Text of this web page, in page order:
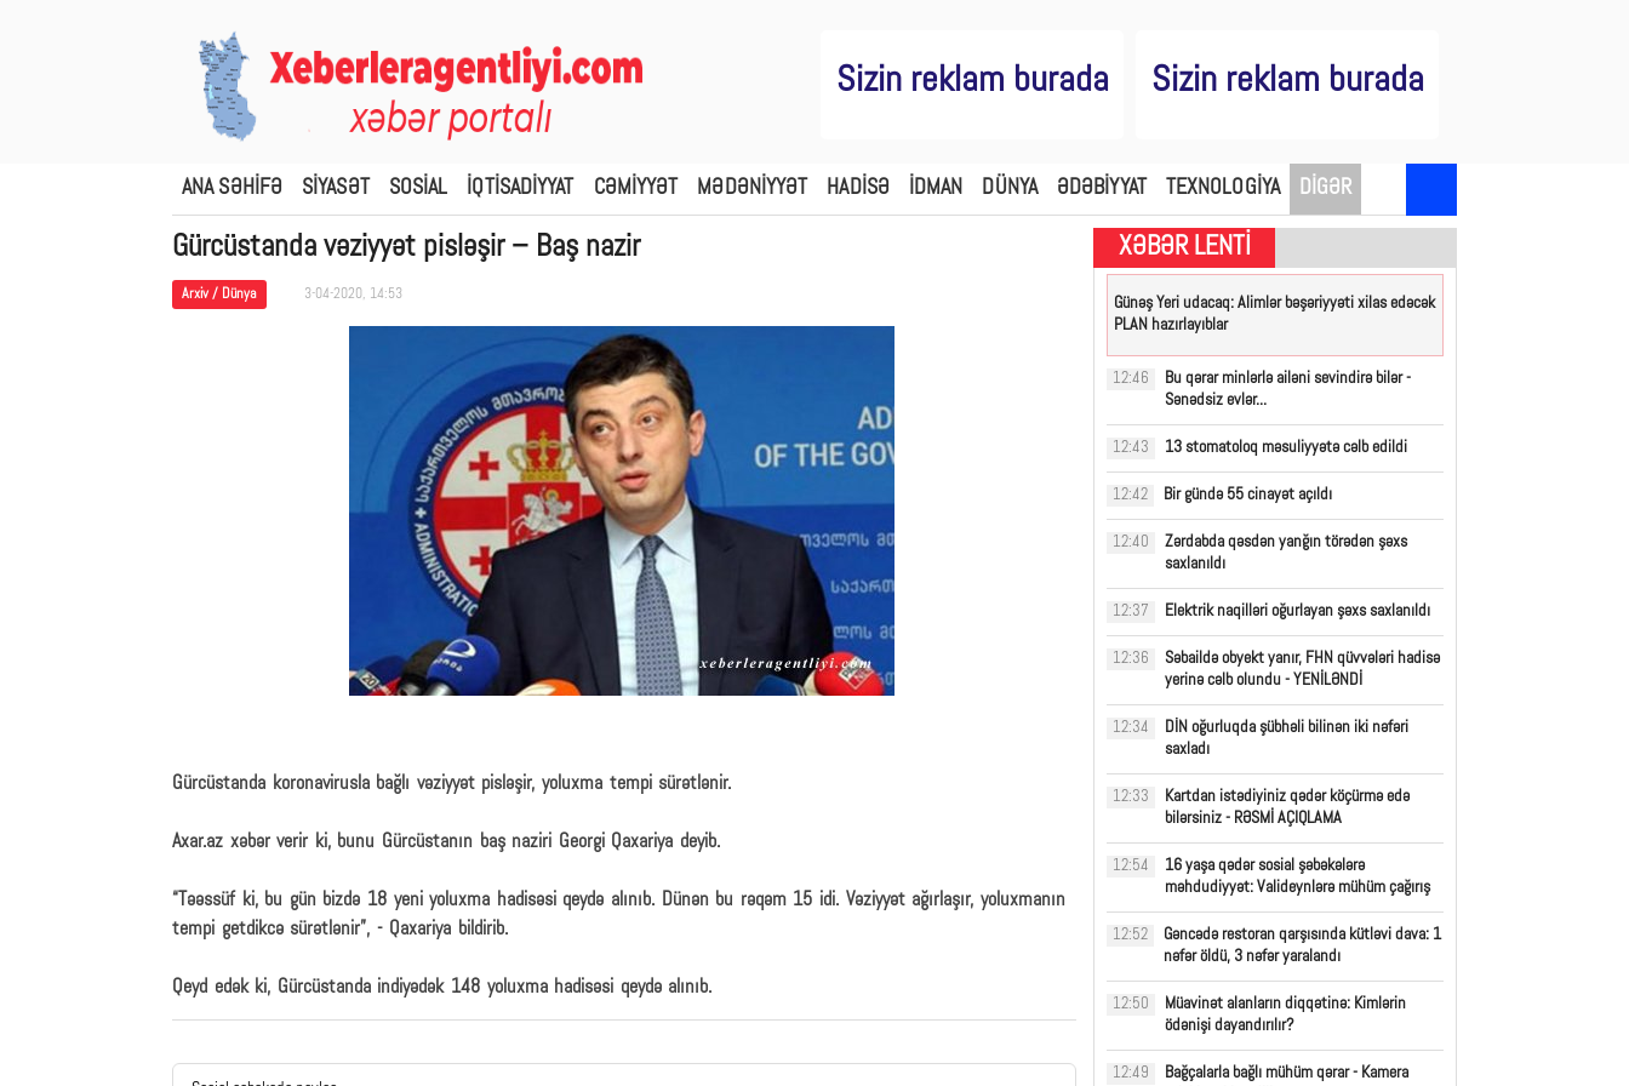
Sizin reklam burada Sizin reklam burada
ANA SƏHİFƏ SİYASƏT SOSİAL İQTİSADİYYAT CƏMİYYƏT MƏDƏNİYYƏT HADİSƏ İDMAN DÜNYA ƏDƏBİYYAT TEXNOLOGİYA DİGƏR
Gürcüstanda vəziyyət pisləşir – Baş nazir
Arxiv / Dünya 3-04-2020, 14:53
Gürcüstanda koronavirusla bağlı vəziyyət pisləşir, yoluxma tempi sürətlənir.
Axar.az xəbər verir ki, bunu Gürcüstanın baş naziri Georgi Qaxariya deyib.
“Təəssüf ki, bu gün bizdə 18 yeni yoluxma hadisəsi qeydə alınıb. Dünən bu rəqəm 15 idi. Vəziyyət ağırlaşır, yoluxmanın
tempi getdikcə sürətlənir”, - Qaxariya bildirib.
Qeyd edək ki, Gürcüstanda indiyədək 148 yoluxma hadisəsi qeydə alınıb.
XƏBƏR LENTİ
Günəş Yeri udacaq: Alimlər bəşəriyyəti xilas edəcək
PLAN hazırlayıblar
12:46
Bu qərar minlərlə ailəni sevindirə bilər -
Sənədsiz evlər...
12:43 13 stomatoloq məsuliyyətə cəlb edildi
12:42 Bir gündə 55 cinayət açıldı
12:40
Zərdabda qəsdən yanğın törədən şəxs
saxlanıldı
12:37 Elektrik naqilləri oğurlayan şəxs saxlanıldı
12:36
Səbaildə obyekt yanır, FHN qüvvələri hadisə
yerinə cəlb olundu - YENİLƏNDİ
12:34
DİN oğurluqda şübhəli bilinən iki nəfəri
saxladı
12:33
Kartdan istədiyiniz qədər köçürmə edə
bilərsiniz - RƏSMİ AÇIQLAMA
12:54
16 yaşa qədər sosial şəbəkələrə
məhdudiyyət: Valideynlərə mühüm çağırış
12:52
Gəncədə restoran qarşısında kütləvi dava: 1
nəfər öldü, 3 nəfər yaralandı
12:50
Müavinət alanların diqqətinə: Kimlərin
ödənişi dayandırılır?
12:49
Bağçalarla bağlı mühüm qərar - Kamera